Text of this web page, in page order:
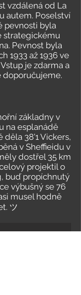
vzdálená od La
autem. Poselství
pevnosti byla
strategickému
Pevnost byla
1933 až 1936 ve
je zdarma a
základny v
na esplanádě
děla 38'1 Vickers,
v Sheffieidu v
dostřel 35 km
projektil o
buď propíchnutý
výbušný se 76
musel hodně
ツ